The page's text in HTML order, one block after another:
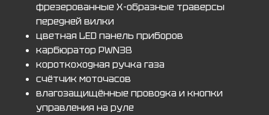
фрезерованные Х-образные траверсы
передней вилки
цветная LED панель приборов
карбюратор PWN38
короткоходная ручка газа
счётчик моточасов
влагозащищённые проводка и кнопки
управления на руле